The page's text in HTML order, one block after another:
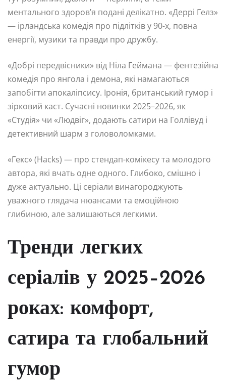
ментального здоров’я подані делікатно. «Деррі Гелз»
— ірландська комедія про підлітків у 90-х, повна
енергії, музики та правди про дружбу.
«Добрі передвісники» від Ніла Геймана — фентезійна
комедія про янгола і демона, які намагаються
запобігти апокаліпсису. Іронія, британський гумор і
зірковий каст. Сучасні новинки 2025–2026, як
«Студія» чи «Людвіг», додають сатири на Голлівуд і
детективний шарм з головоломками.
«Гекс» (Hacks) — про стендап-комікесу та молодого
автора, які вчать одне одного. Глибоко, смішно і
дуже актуально. Ці серіали винагороджують
уважного глядача нюансами та емоційною
глибиною, але залишаються легкими.
Тренди легких
серіалів у 2025–2026
роках: комфорт,
сатира та глобальний
гумор